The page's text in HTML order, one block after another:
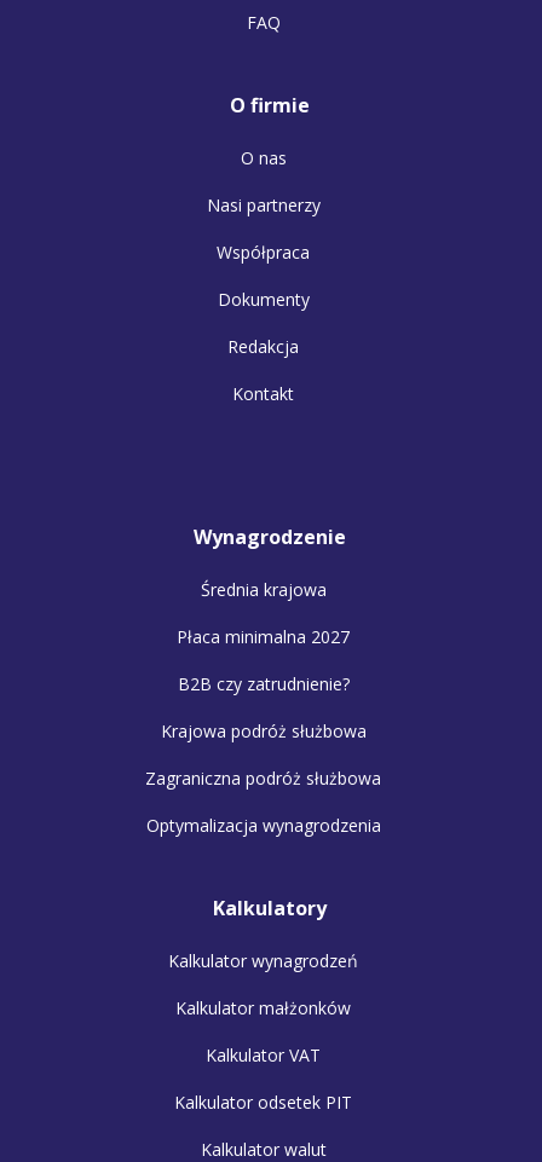
FAQ
O firmie
O nas
Nasi partnerzy
Współpraca
Dokumenty
Redakcja
Kontakt
Wynagrodzenie
Średnia krajowa
Płaca minimalna 2027
B2B czy zatrudnienie?
Krajowa podróż służbowa
Zagraniczna podróż służbowa
Optymalizacja wynagrodzenia
Kalkulatory
Kalkulator wynagrodzeń
Kalkulator małżonków
Kalkulator VAT
Kalkulator odsetek PIT
Kalkulator walut